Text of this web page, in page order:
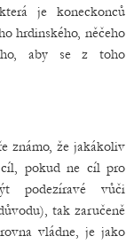
je koneckonců
hrdinského, něčeho
aby se z toho
známo, že jakákoliv
pokud ne cíl pro
podezíravé vůči
tak zaručeně
vládne, je jako